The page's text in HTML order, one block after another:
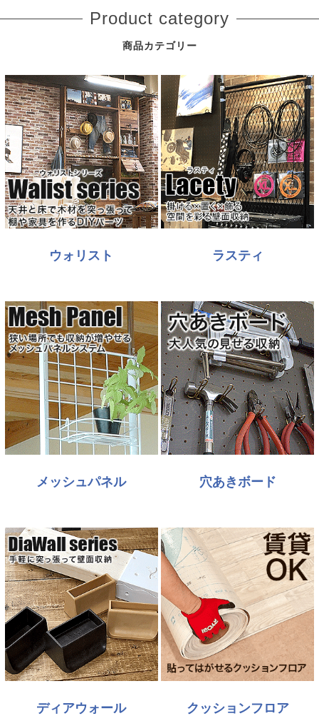
Product category
商品カテゴリー
ウォリスト ラスティ
メッシュパネル 穴あきボード
ディアウォール クッションフロア